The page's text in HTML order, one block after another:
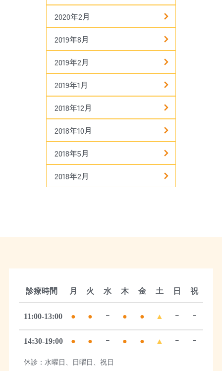
2020年2月
2019年8月
2019年2月
2019年1月
2018年12月
2018年10月
2018年5月
2018年2月
診療時間 月 火 水 木 金 土 日 祝
11:00-13:00 ● ● ｰ ● ● ▲ ｰ ｰ
14:30-19:00 ● ● ｰ ● ● ▲ ｰ ｰ
休診：水曜日、日曜日、祝日